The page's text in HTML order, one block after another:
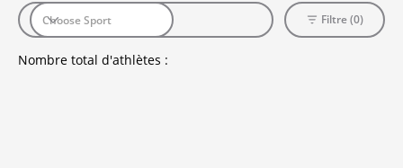
Nombre total d'athlètes :
Filtre (0)